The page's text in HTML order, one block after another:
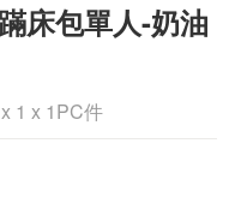
床包單人-奶油
1 x 1PC件